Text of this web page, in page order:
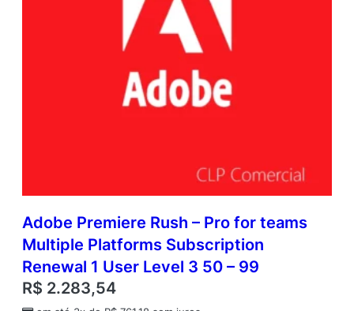
Adobe Premiere Rush – Pro for teams
Multiple Platforms Subscription
Renewal 1 User Level 3 50 – 99
R$ 2.283,54